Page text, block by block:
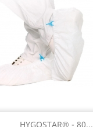
HYGOSTAR® - 80...
Aperçu rapide